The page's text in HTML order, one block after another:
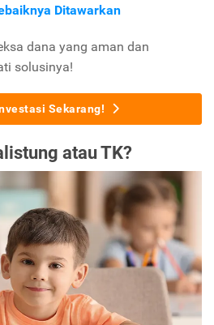
Ditawarkan
dana yang aman dan
solusinya!
Sekarang!
atau TK?